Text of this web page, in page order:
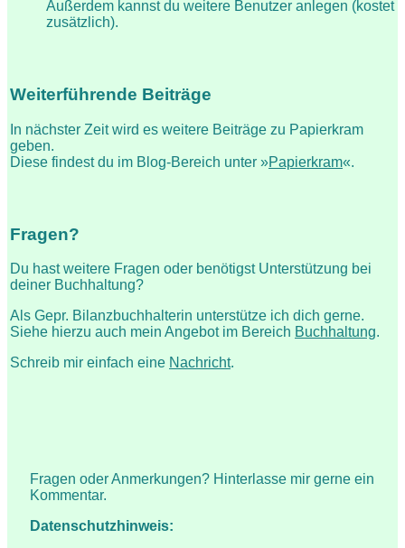
Außerdem kannst du weitere Benutzer anlegen (kostet
zusätzlich).
Weiterführende Beiträge
In nächster Zeit wird es weitere Beiträge zu Papierkram
geben.
Diese findest du im Blog-Bereich unter »Papierkram«.
Fragen?
Du hast weitere Fragen oder benötigst Unterstützung bei
deiner Buchhaltung?
Als Gepr. Bilanzbuchhalterin unterstütze ich dich gerne.
Siehe hierzu auch mein Angebot im Bereich Buchhaltung.
Schreib mir einfach eine Nachricht.
Fragen oder Anmerkungen? Hinterlasse mir gerne ein
Kommentar.
Datenschutzhinweis: